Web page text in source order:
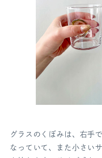
グラスのくぼみは、右手
なっていて、また小さい